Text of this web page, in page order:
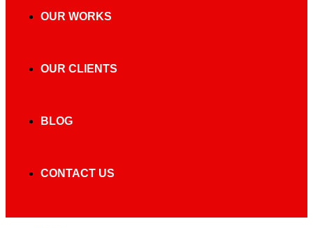
OUR WORKS
OUR CLIENTS
BLOG
CONTACT US